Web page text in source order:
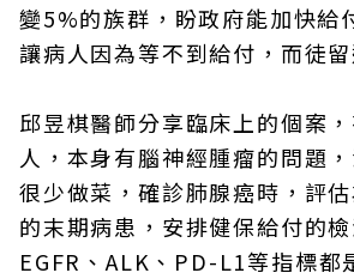
變5%的族群，盼政府能加快給
讓病人因為等不到給付，而徒留
邱昱棋醫師分享臨床上的個案
人，本身有腦神經腫瘤的問題
很少做菜，確診肺腺癌時，評
的末期病患，安排健保給付的
EGFR、ALK、PD-L1等指標都